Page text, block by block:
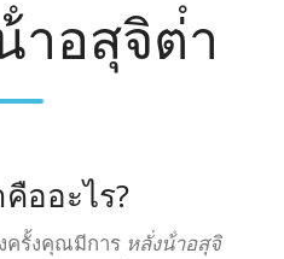
อสุจิต่ํา
ออะไร?
ครั้งคุณมีการ หลั่งน้ําอสุจิ